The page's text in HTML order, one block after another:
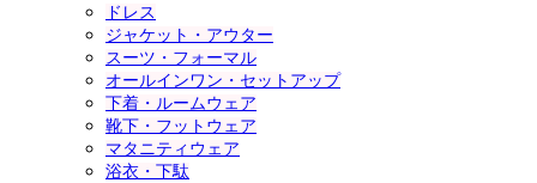
ドレス
ジャケット・アウター
スーツ・フォーマル
オールインワン・セットアップ
下着・ルームウェア
靴下・フットウェア
マタニティウェア
浴衣・下駄